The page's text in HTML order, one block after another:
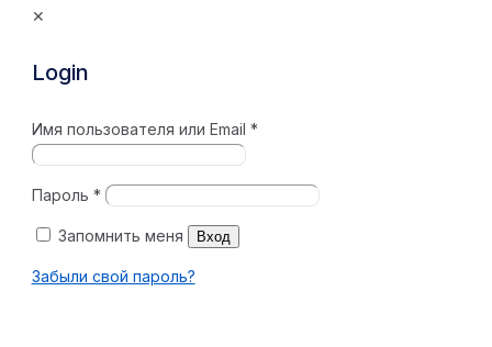
✕
Login
Имя пользователя или Email *
Пароль *
Запомнить меня Вход
Забыли свой пароль?